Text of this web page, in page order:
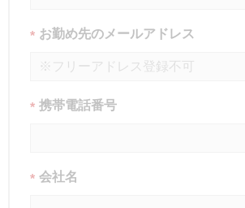
* お勤め先のメールアドレス
* 携帯電話番号
* 会社名